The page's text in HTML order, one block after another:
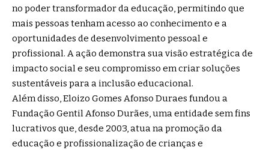
no poder transformador da educação, permitindo que
mais pessoas tenham acesso ao conhecimento e a
oportunidades de desenvolvimento pessoal e
profissional. A ação demonstra sua visão estratégica de
impacto social e seu compromisso em criar soluções
sustentáveis para a inclusão educacional.
Além disso, Eloizo Gomes Afonso Duraes fundou a
Fundação Gentil Afonso Durães, uma entidade sem fins
lucrativos que, desde 2003, atua na promoção da
educação e profissionalização de crianças e